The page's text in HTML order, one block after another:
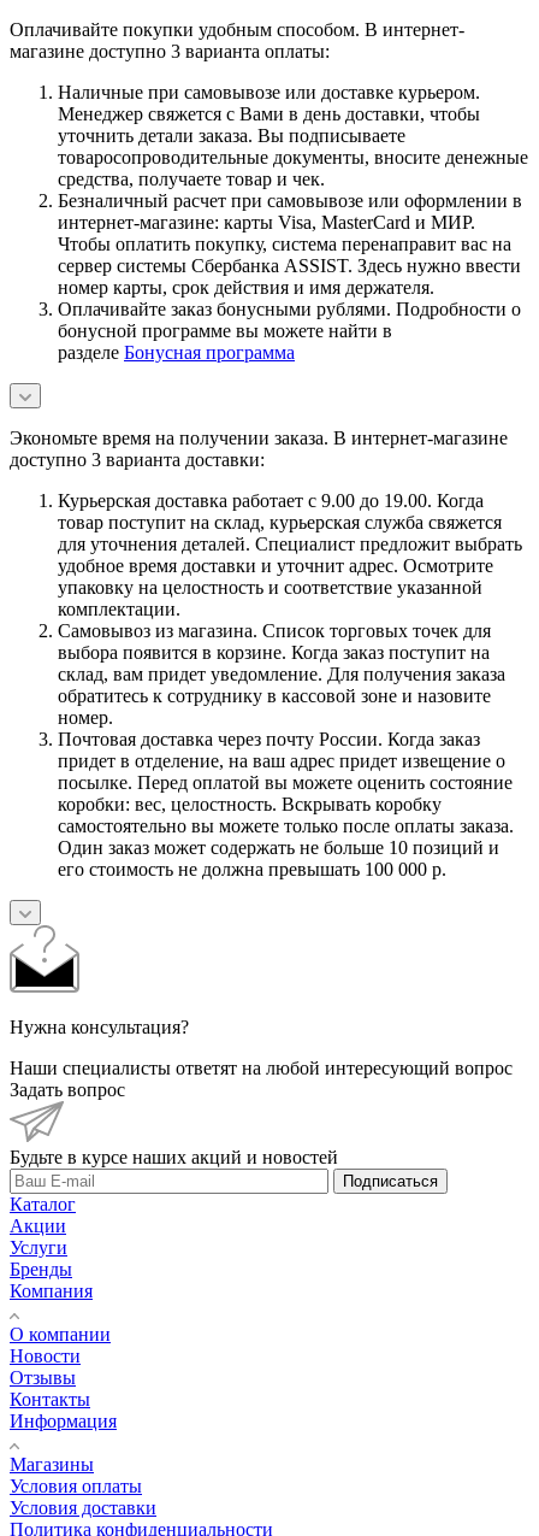
Оплачивайте покупки удобным способом. В интернет-
магазине доступно 3 варианта оплаты:
Наличные при самовывозе или доставке курьером.
Менеджер свяжется с Вами в день доставки, чтобы
уточнить детали заказа. Вы подписываете
товаросопроводительные документы, вносите денежные
средства, получаете товар и чек.
Безналичный расчет при самовывозе или оформлении в
интернет-магазине: карты Visa, MasterCard и МИР.
Чтобы оплатить покупку, система перенаправит вас на
сервер системы Сбербанка ASSIST. Здесь нужно ввести
номер карты, срок действия и имя держателя.
Оплачивайте заказ бонусными рублями. Подробности о
бонусной программе вы можете найти в
разделе Бонусная программа
Экономьте время на получении заказа. В интернет-магазине
доступно 3 варианта доставки:
Курьерская доставка работает с 9.00 до 19.00. Когда
товар поступит на склад, курьерская служба свяжется
для уточнения деталей. Специалист предложит выбрать
удобное время доставки и уточнит адрес. Осмотрите
упаковку на целостность и соответствие указанной
комплектации.
Самовывоз из магазина. Список торговых точек для
выбора появится в корзине. Когда заказ поступит на
склад, вам придет уведомление. Для получения заказа
обратитесь к сотруднику в кассовой зоне и назовите
номер.
Почтовая доставка через почту России. Когда заказ
придет в отделение, на ваш адрес придет извещение о
посылке. Перед оплатой вы можете оценить состояние
коробки: вес, целостность. Вскрывать коробку
самостоятельно вы можете только после оплаты заказа.
Один заказ может содержать не больше 10 позиций и
его стоимость не должна превышать 100 000 р.
Нужна консультация?
Наши специалисты ответят на любой интересующий вопрос
Задать вопрос
Будьте в курсе наших акций и новостей
Подписаться
Каталог
Акции
Услуги
Бренды
Компания
О компании
Новости
Отзывы
Контакты
Информация
Магазины
Условия оплаты
Условия доставки
Политика конфиденциальности